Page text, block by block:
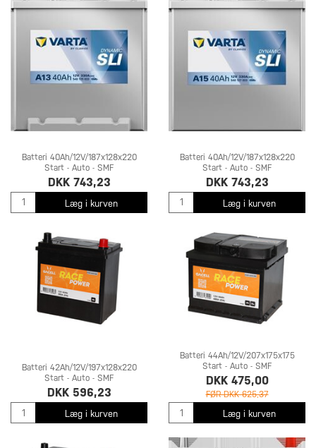
Batteri 40Ah/12V/187x128x220
Start - Auto - SMF
DKK 743,23
Læg i kurven
Batteri 40Ah/12V/187x128x220
Start - Auto - SMF
DKK 743,23
Læg i kurven
Batteri 42Ah/12V/197x128x220
Start - Auto - SMF
DKK 596,23
Læg i kurven
Batteri 44Ah/12V/207x175x175
Start - Auto - SMF
DKK 475,00
FØR DKK 625,37
Læg i kurven